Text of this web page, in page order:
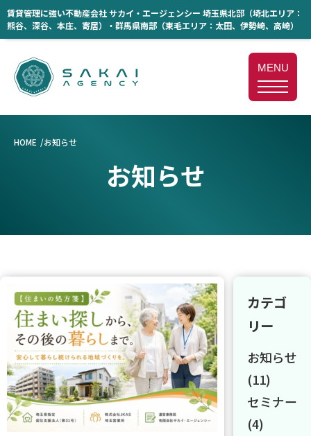
賃貸管理に強い不動産会社 サカイ・エージェンシー 埼玉県北部（埼北エリア：
熊谷、深谷、本庄、寄居）・群馬県南部（東毛エリア：太田、伊勢崎、高崎）
MENU
お知らせ
HOME お知らせ
カテゴ
リー
お知らせ
(11)
セミナー
(4)